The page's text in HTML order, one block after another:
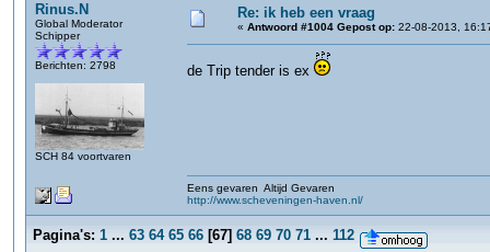
Rinus.N
Global Moderator
Schipper
Berichten: 2798
SCH 84 voortvaren
Re: ik heb een vraag
« Antwoord #1004 Gepost op: 22-08-2013,
de Trip tender is ex
Eens gevaren Altijd Gevaren
http://www.scheveningen-haven.nl/
Pagina's: 1 ... 63 64 65 66 [67] 68 69 70 71 ... 112